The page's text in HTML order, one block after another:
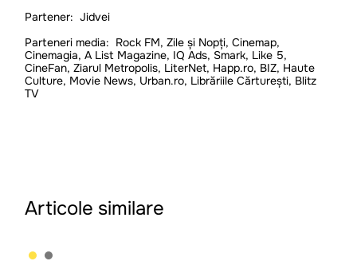
Partener: Jidvei
Parteneri media: Rock FM, Zile și Nopți, Cinemap,
Cinemagia, A List Magazine, IQ Ads, Smark, Like 5,
CineFan, Ziarul Metropolis, LiterNet, Happ.ro, BIZ, Haute
Culture, Movie News, Urban.ro, Librăriile Cărturești, Blitz
TV
Articole similare